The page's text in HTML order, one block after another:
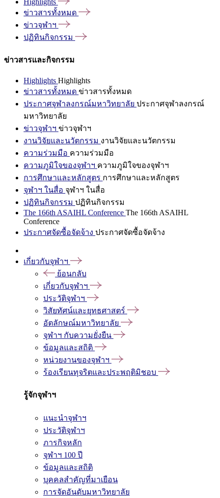
ข่าวสารทั้งหมด
ข่าวจุฬาฯ
ปฏิทินกิจกรรม
ข่าวสารและกิจกรรม
Highlights Highlights
ข่าวสารทั้งหมด ข่าวสารทั้งหมด
ประกาศจุฬาลงกรณ์มหาวิทยาลัย ประกาศจุฬาลงกรณ์
มหาวิทยาลัย
ข่าวจุฬาฯ ข่าวจุฬาฯ
งานวิจัยและนวัตกรรม งานวิจัยและนวัตกรรม
ความร่วมมือ ความร่วมมือ
ความภูมิใจของจุฬาฯ ความภูมิใจของจุฬาฯ
การศึกษาและหลักสูตร การศึกษาและหลักสูตร
จุฬาฯ ในสื่อ จุฬาฯ ในสื่อ
ปฏิทินกิจกรรม ปฏิทินกิจกรรม
The 166th ASAIHL Conference The 166th ASAIHL
Conference
ประกาศจัดซื้อจัดจ้าง ประกาศจัดซื้อจัดจ้าง
เกี่ยวกับจุฬาฯ
ย้อนกลับ
เกี่ยวกับจุฬาฯ
ประวัติจุฬาฯ
วิสัยทัศน์และยุทธศาสตร์
อัตลักษณ์มหาวิทยาลัย
จุฬาฯ กับความยั่งยืน
ข้อมูลและสถิติ
หน่วยงานของจุฬาฯ
ร้องเรียนทุจริตและประพฤติมิชอบ
รู้จักจุฬาฯ
แนะนำจุฬาฯ
ประวัติจุฬาฯ
ภารกิจหลัก
จุฬาฯ 100 ปี
ข้อมูลและสถิติ
บุคคลสำคัญที่มาเยือน
การจัดอันดับมหาวิทยาลัย